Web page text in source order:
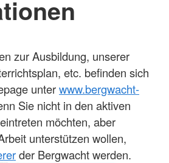
zur Ausbildung, unserer
etc. befinden sich
unterwww.bergwacht-
Sie nicht in den aktiven
möchten, aber
unterstützen wollen,
der Bergwacht werden.